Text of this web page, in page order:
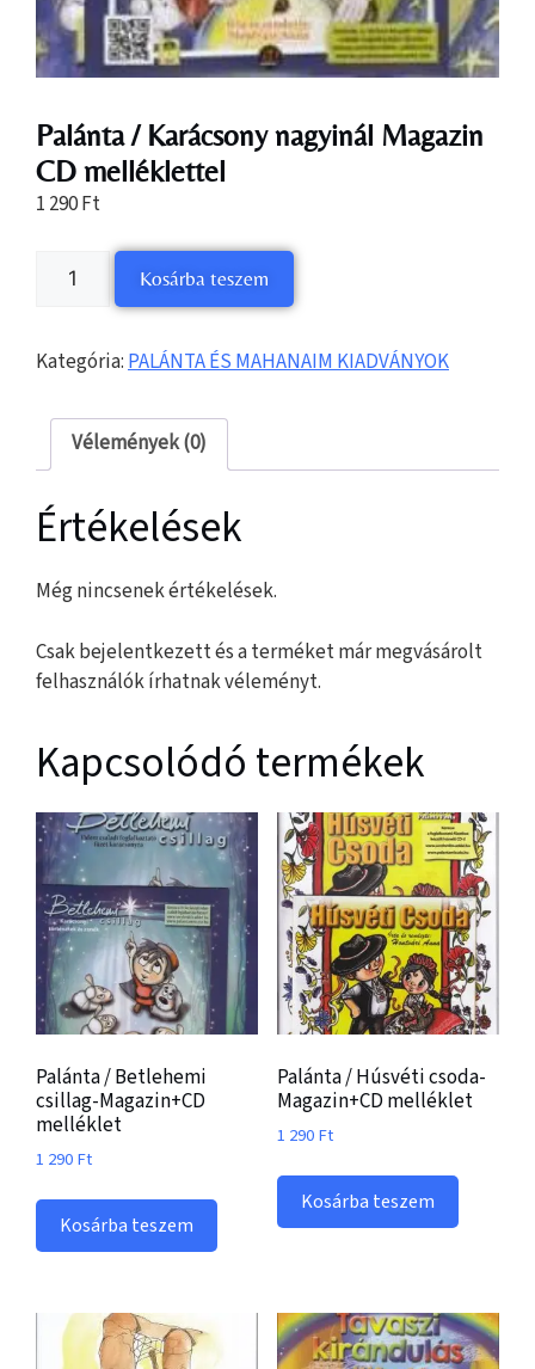
Palánta / Karácsony nagyinál Magazin
CD melléklettel
1 290Ft
Kosárba teszem
Kategória:PALÁNTA ÉS MAHANAIM KIADVÁNYOK
Vélemények (0)
Értékelések
Még nincsenek értékelések.
Csak bejelentkezett és a terméket már megvásárolt
felhasználók írhatnak véleményt.
Kapcsolódó termékek
Palánta / Betlehemi
csillag-Magazin+CD
melléklet
1 290Ft
Kosárba teszem
Palánta / Húsvéti csoda-
Magazin+CD melléklet
1 290Ft
Kosárba teszem